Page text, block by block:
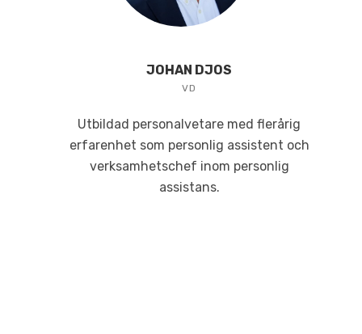
JOHAN DJOS
VD
Utbildad personalvetare med flerårig
erfarenhet som personlig assistent och
verksamhetschef inom personlig
assistans.